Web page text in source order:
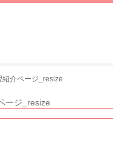
介ページ_resize
ージ_resize